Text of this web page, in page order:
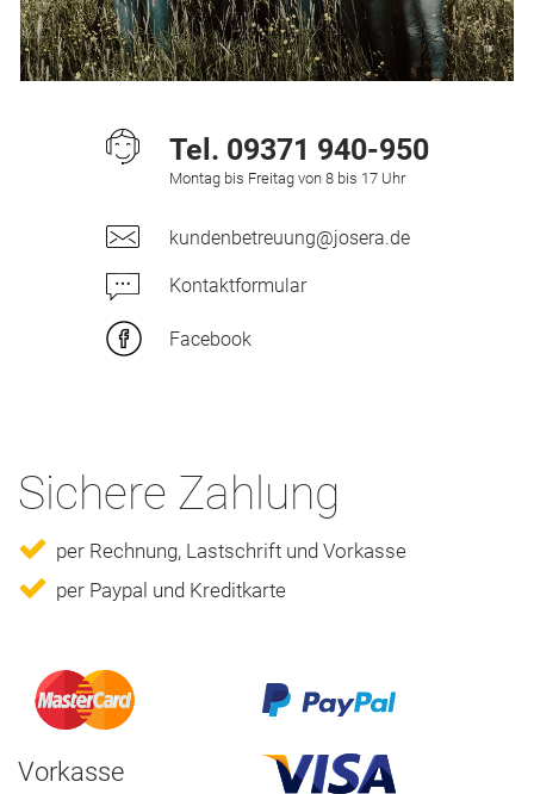
Tel. 09371 940-950
Montag bis Freitag von 8 bis 17 Uhr
kundenbetreuung@josera.de
Kontaktformular
Facebook
Sichere Zahlung
per Rechnung, Lastschrift und Vorkasse
per Paypal und Kreditkarte
Vorkasse